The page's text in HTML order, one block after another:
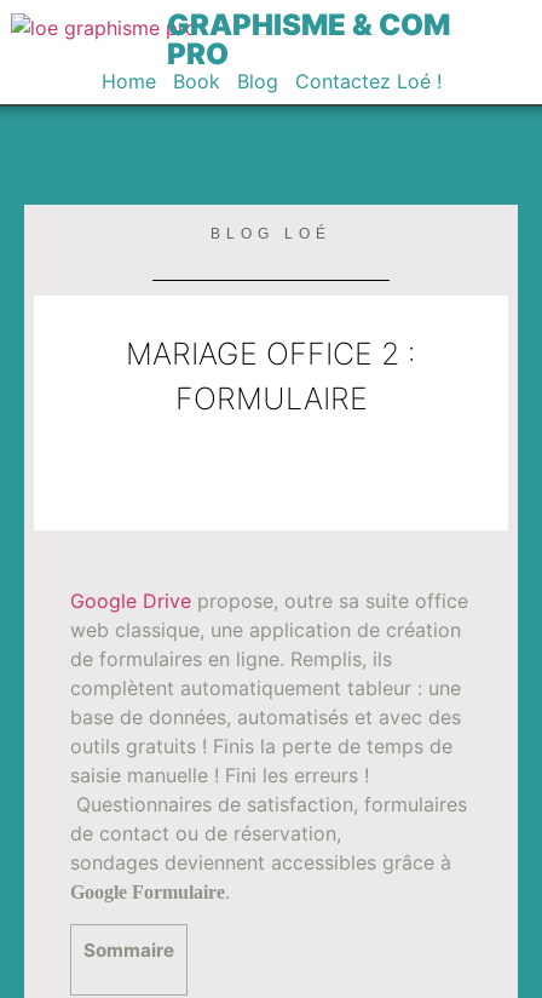
GRAPHISME & COM
PRO
Home Book Blog Contactez Loé !
BLOG LOÉ
MARIAGE OFFICE 2 :
FORMULAIRE
Google Drive propose, outre sa suite office
web classique, une application de création
de formulaires en ligne. Remplis, ils
complètent automatiquement tableur : une
base de données, automatisés et avec des
outils gratuits ! Finis la perte de temps de
saisie manuelle ! Fini les erreurs !
Questionnaires de satisfaction, formulaires
de contact ou de réservation,
sondages deviennent accessibles grâce à
Google Formulaire.
Sommaire